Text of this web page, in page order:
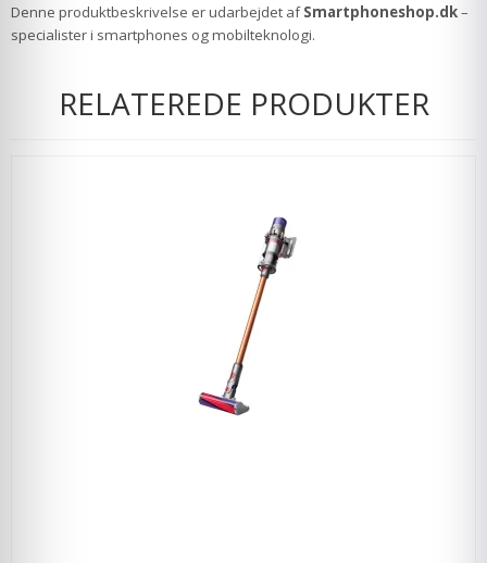
Denne produktbeskrivelse er udarbejdet afSmartphoneshop.dk–
specialister i smartphones og mobilteknologi.
RELATEREDE PRODUKTER